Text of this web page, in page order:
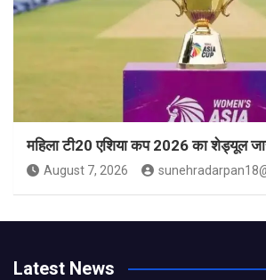
महिला टी20 एशिया कप 2026 का शेड्यूल
August 7, 2026
Latest News